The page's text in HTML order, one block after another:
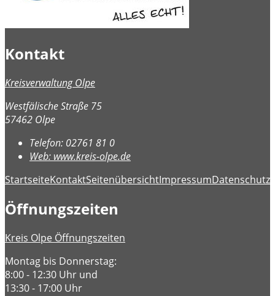
Kontakt
Kreisverwaltung Olpe
Westfälische Straße 75
57462 Olpe
Telefon: 02761 81 0
Web: www.kreis-olpe.de
StartseiteKontaktSeitenübersichtImpressumDatenschutz
Öffnungszeiten
Kreis Olpe Öffnungszeiten
Montag bis Donnerstag:
8:00 - 12:30 Uhr und
13:30 - 17:00 Uhr